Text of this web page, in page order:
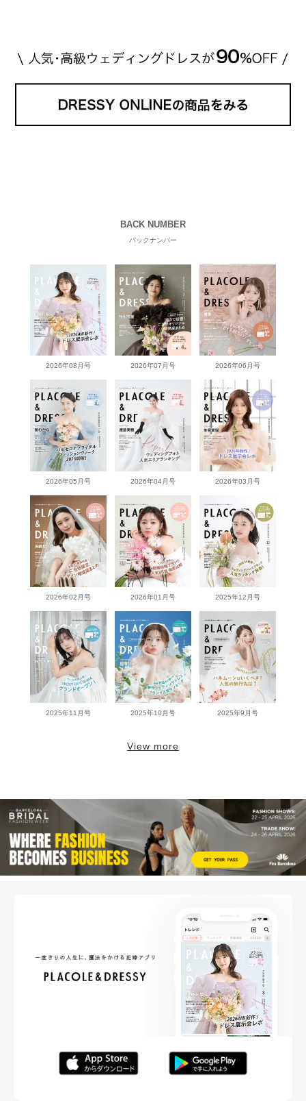
BACK NUMBER
バックナンバー
2026年08月号 2026年07月号 2026年06月号
2026年05月号 2026年04月号 2026年03月号
2026年02月号 2026年01月号 2025年12月号
2025年11月号 2025年10月号 2025年9月号
View more